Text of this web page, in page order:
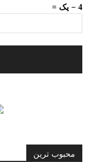
4 − یک =
محبوب ترین